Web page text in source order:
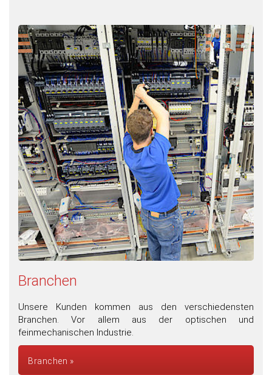
Branchen
Unsere Kunden kommen aus den verschiedensten
Branchen. Vor allem aus der optischen und
feinmechanischen Industrie.
Branchen